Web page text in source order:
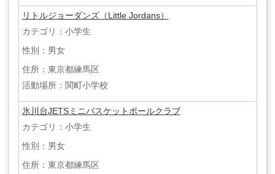
リトルジョーダンズ（Little Jordans）
カテゴリ：小学生
性別：男女
住所：東京都練馬区
活動場所：関町小学校
氷川台JETSミニバスケットボールクラブ
カテゴリ：小学生
性別：男女
住所：東京都練馬区